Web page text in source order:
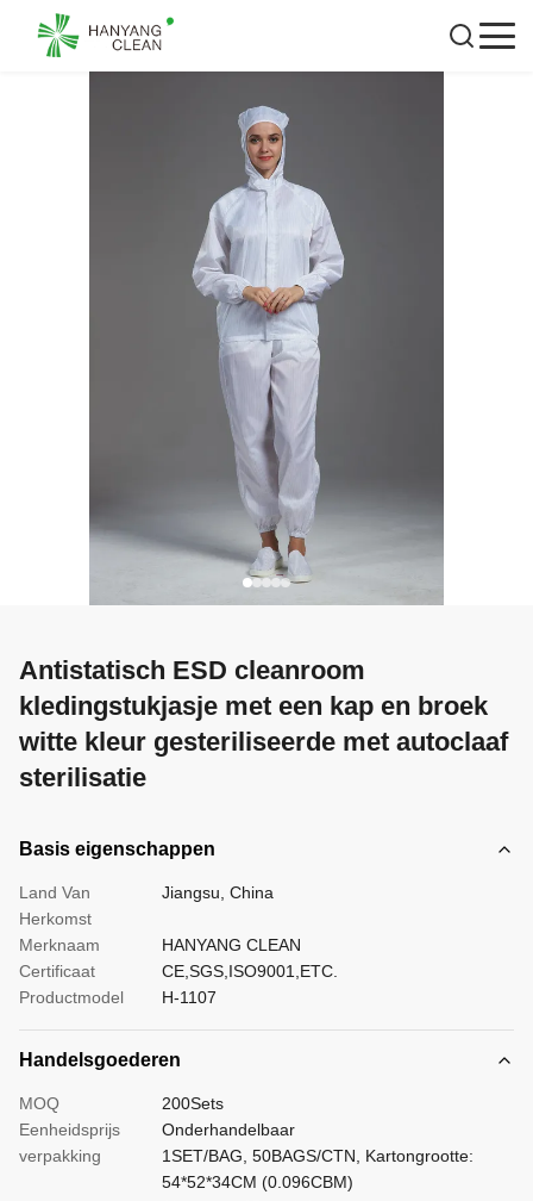
Antistatisch ESD cleanroom
kledingstukjasje met een kap en broek
witte kleur gesteriliseerde met autoclaaf
sterilisatie
Basis eigenschappen
Land Van
Herkomst
Jiangsu, China
Merknaam
HANYANG CLEAN
Certificaat
CE,SGS,ISO9001,ETC.
Productmodel
H-1107
Handelsgoederen
MOQ
200Sets
Eenheidsprijs
Onderhandelbaar
verpakking
1SET/BAG, 50BAGS/CTN, Kartongrootte:
54*52*34CM (0.096CBM)